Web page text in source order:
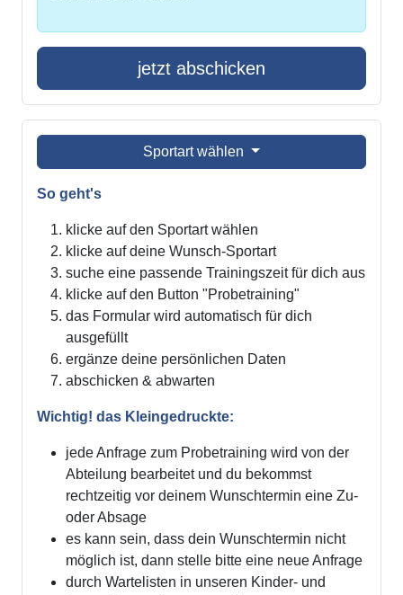
jetzt abschicken
Sportart wählen
So geht's
klicke auf den Sportart wählen
klicke auf deine Wunsch-Sportart
suche eine passende Trainingszeit für dich aus
klicke auf den Button "Probetraining"
das Formular wird automatisch für dich
ausgefüllt
ergänze deine persönlichen Daten
abschicken & abwarten
Wichtig! das Kleingedruckte:
jede Anfrage zum Probetraining wird von der
Abteilung bearbeitet und du bekommst
rechtzeitig vor deinem Wunschtermin eine Zu-
oder Absage
es kann sein, dass dein Wunschtermin nicht
möglich ist, dann stelle bitte eine neue Anfrage
durch Wartelisten in unseren Kinder- und